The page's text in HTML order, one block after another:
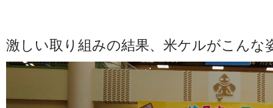
激しい取り組みの結果、米ケルがこんな